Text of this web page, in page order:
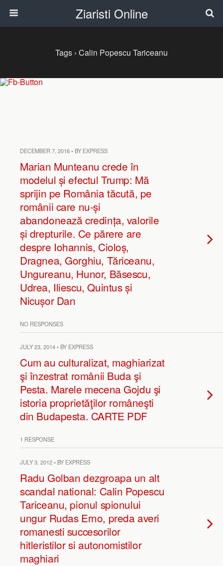
Ziaristi Online
Tags › Calin Popescu Tariceanu
DECEMBER 7, 2016 • BY EXPRESS
Marian Munteanu crede în
modelul și efectul Trump: Mă
sprijin pe România tăcută, pe
românii care nu-și
abandonează credința, valorile
și drepturile. Ce părere are
despre Iohannis, Cioloș,
Dragnea, Gorghiu, Tăriceanu,
Ungureanu, Hunor, Băsescu,
Udrea, Iliescu, Quintus și
Nicușor Dan
NO RESPONSES
JULY 23, 2014 • BY EXPRESS
Cum au culturalizat, maghiarizat
şi înzestrat românii Buda şi
Pesta. Marele mecena Gojdu şi
istoria proprietăţilor româneşti
din Budapesta. CARTE PDF
1 RESPONSE
JULY 3, 2012 • BY EXPRESS
Radu Golban dezgroapa un alt
scandal national: Calin Popescu
Tariceanu, pionul spionului
ungur Rudas Erno, preda averi
romanesti succesorilor
hitleristilor si autonomistilor
maghiari